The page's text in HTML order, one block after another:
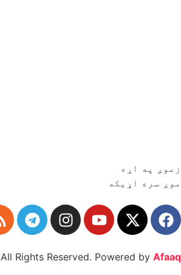
زموږ په اړه
موږ سره اړیکه
All Rights Reserved. Powered by Afaaq